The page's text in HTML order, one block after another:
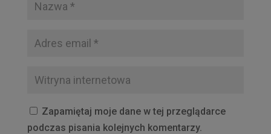
Zapamiętaj moje dane w tej przeglądarce
podczas pisania kolejnych komentarzy.